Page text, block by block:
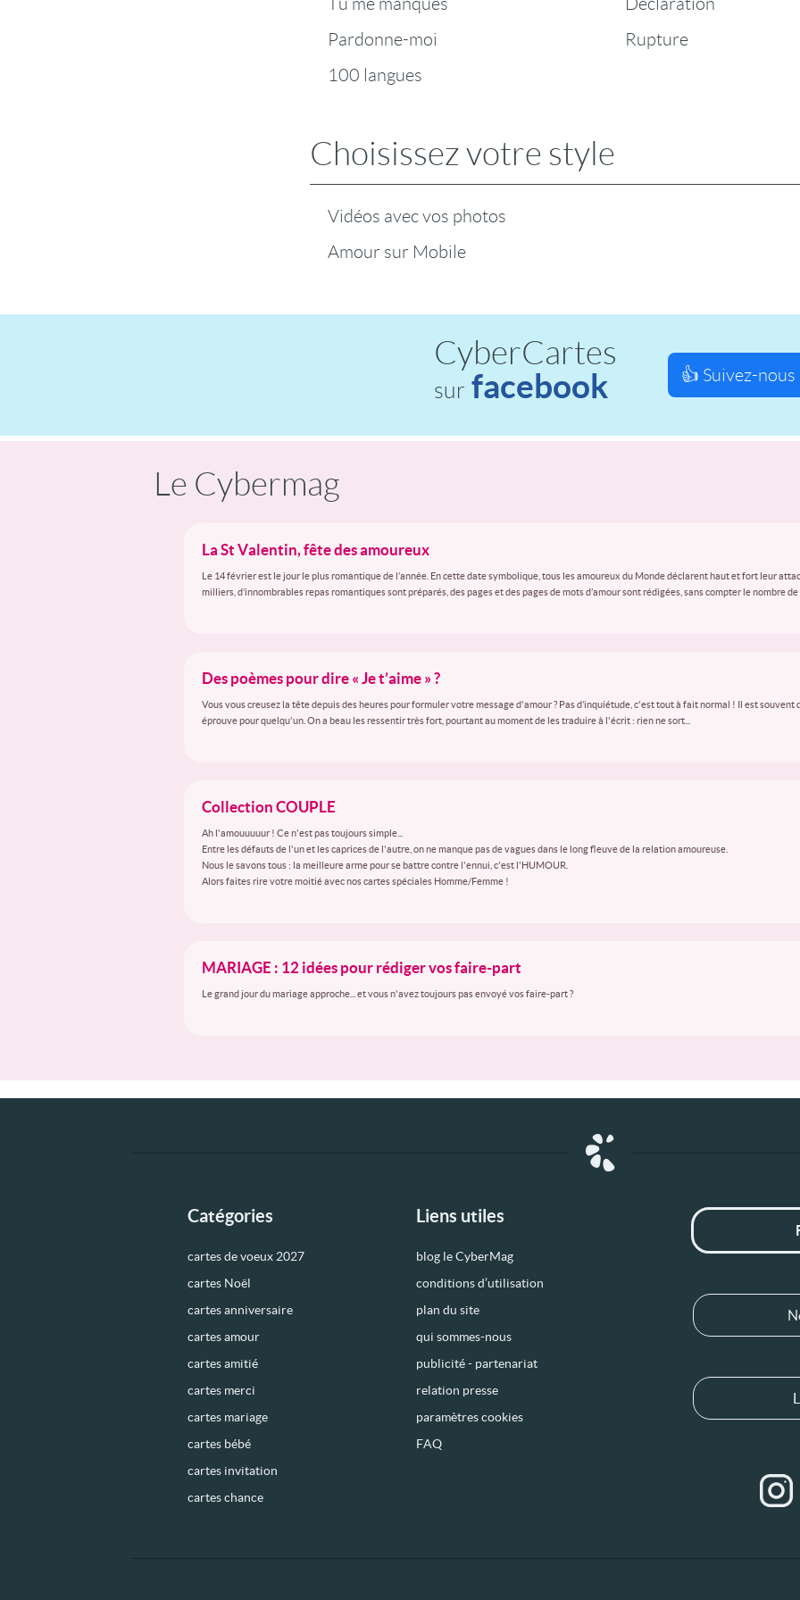
Pardonne-moi
100 langues
Rupture
Choisissez votre style
Vidéos avec vos photos
Amour sur Mobile
CyberCartes
sur facebook 👍 Suivez-nous
Le Cybermag
La St Valentin, fête des amoureux
Le 14 février est le jour le plus romantique de l’année. En cette date symbolique, tous les amoureux du Monde déclarent haut et fort leur
milliers, d’innombrables repas romantiques sont préparés, des pages et des pages de mots d’amour sont rédigées, sans compter le nombre
Des poèmes pour dire « Je t’aime » ?
Vous vous creusez la tête depuis des heures pour formuler votre message d'amour ? Pas d’inquiétude, c'est tout à fait normal ! Il est
éprouve pour quelqu'un. On a beau les ressentir très fort, pourtant au moment de les traduire à l'écrit : rien ne sort...
Collection COUPLE
Ah l'amouuuuur ! Ce n'est pas toujours simple...
Entre les défauts de l'un et les caprices de l'autre, on ne manque pas de vagues dans le long fleuve de la relation amoureuse.
Nous le savons tous : la meilleure arme pour se battre contre l'ennui, c'est l'HUMOUR.
Alors faites rire votre moitié avec nos cartes spéciales Homme/Femme !
MARIAGE : 12 idées pour rédiger vos faire-part
Le grand jour du mariage approche... et vous n'avez toujours pas envoyé vos faire-part ?
Catégories
cartes de voeux 2027
cartes Noël
cartes anniversaire
cartes amour
cartes amitié
cartes merci
cartes mariage
cartes bébé
cartes invitation
cartes chance
Liens utiles
blog le CyberMag
conditions d’utilisation
plan du site
qui sommes-nous
publicité - partenariat
relation presse
paramètres cookies
FAQ